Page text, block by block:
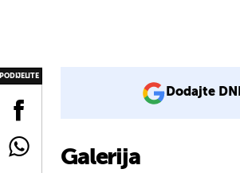
PODIJELITE
Dodajte
Galerija